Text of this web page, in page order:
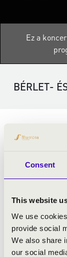
Consent
This website
We use
provide social
We also share
our social
Ez a
BÉRLET-
Kurucz Róbert
Mihály Etelka-
MŰSOR:
Liszt Ferenc-: